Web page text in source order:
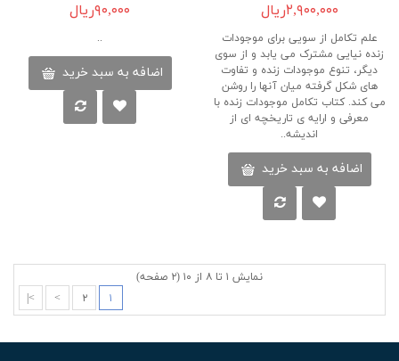
۲,۹۰۰,۰۰۰ریال
علم تکامل از سویی برای موجودات
زنده نیایی مشترک می یابد و از سوی
دیگر، تنوع موجودات زنده و تفاوت
های شکل گرفته میان آنها را روشن
می کند. کتاب تکامل موجودات زنده با
معرفی و ارایه ی تاریخچه ای از
اندیشه..
اضافه به سبد خرید
۹۰,۰۰۰ریال
..
اضافه به سبد خرید
نمایش ۱ تا ۸ از ۱۰ (۲ صفحه)
۱
۲ >
>|